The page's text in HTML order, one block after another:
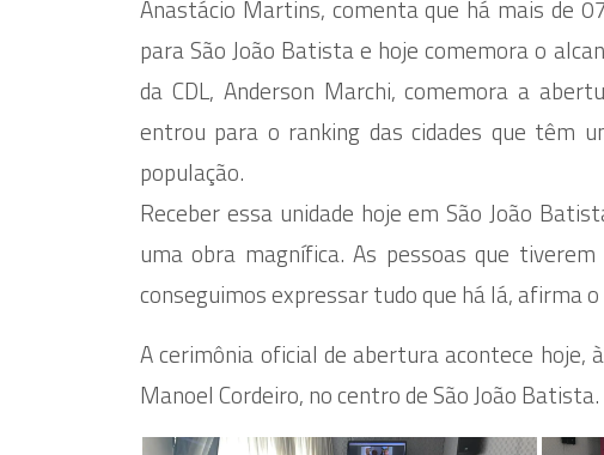
Anastácio Martins, comenta que há mais de
para São João Batista e hoje comemora o
da CDL, Anderson Marchi, comemora a
entrou para o ranking das cidades que têm
população.
Receber essa unidade hoje em São João
uma obra magnífica. As pessoas que
conseguimos expressar tudo que há lá, afirma
A cerimônia oficial de abertura acontece hoje,
Manoel Cordeiro, no centro de São João Batista.